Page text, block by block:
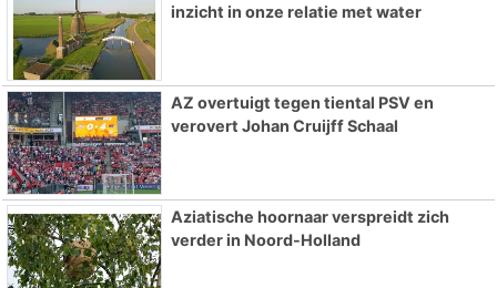
inzicht in onze relatie met water
AZ overtuigt tegen tiental PSV en
verovert Johan Cruijff Schaal
Aziatische hoornaar verspreidt zich
verder in Noord-Holland